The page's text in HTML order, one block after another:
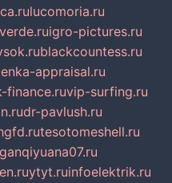
lucomoria.ru
igro-pictures.ru
blackcountess.ru
appraisal.ru
finance.ruvip-surfing.ru
dr-pavlush.ru
tesotomeshell.ru
ytyt.ruinfoelektrik.ru